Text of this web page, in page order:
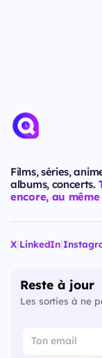
Films, séries,
albums, concerts.
encore, au
X|LinkedIn|
Reste à jour
Les sorties à ne